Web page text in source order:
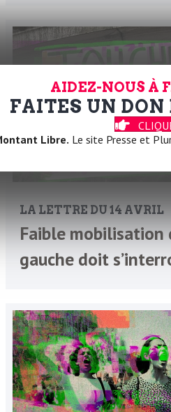
LA LETTRE DU 14 AVRIL
Faible mobilisation
gauche doit
AIDEZ-NOUS À
FAITES UN
Libre. Le site Presse et